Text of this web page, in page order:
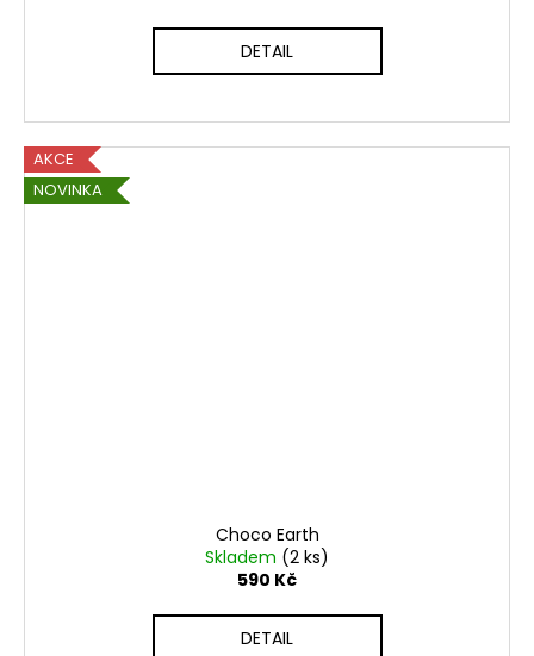
DETAIL
AKCE
NOVINKA
Choco Earth
Skladem (2 ks)
590 Kč
DETAIL